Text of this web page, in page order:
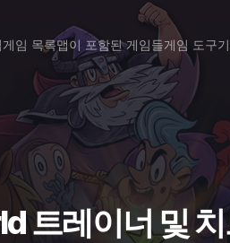
게임 목록맵이 포함된 게임들게임 도구
트레이너 및